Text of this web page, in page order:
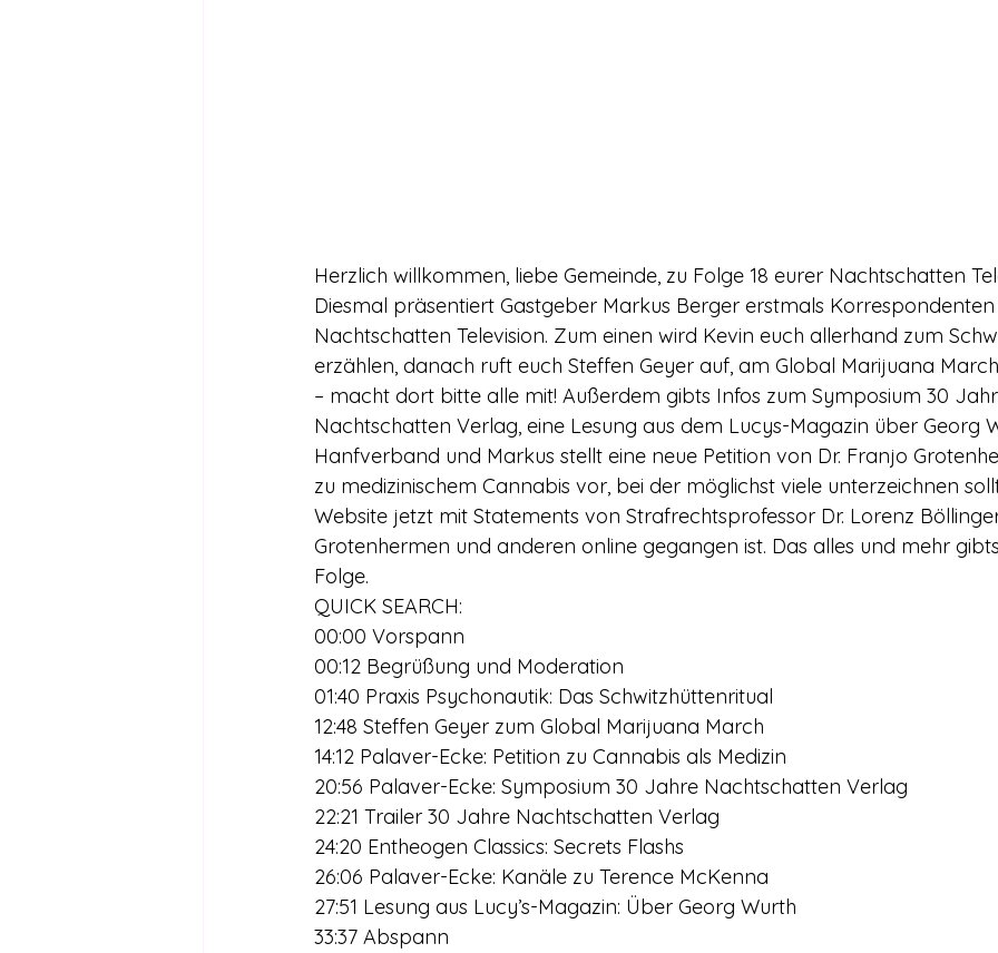
Herzlich willkommen, liebe Gemeinde, zu Folge 18 eurer Nachtschatten
Diesmal präsentiert Gastgeber Markus Berger erstmals
Nachtschatten Television. Zum einen wird Kevin euch allerhand zum
erzählen, danach ruft euch Steffen Geyer auf, am Global Marijuana
– macht dort bitte alle mit! Außerdem gibts Infos zum Symposium 30
Nachtschatten Verlag, eine Lesung aus dem Lucys-Magazin über Georg
Hanfverband und Markus stellt eine neue Petition von Dr. Franjo
zu medizinischem Cannabis vor, bei der möglichst viele unterzeichnen
Website jetzt mit Statements von Strafrechtsprofessor Dr. Lorenz
Grotenhermen und anderen online gegangen ist. Das alles und mehr
Folge.
QUICK SEARCH:
00:00 Vorspann
00:12 Begrüßung und Moderation
01:40 Praxis Psychonautik: Das Schwitzhüttenritual
12:48 Steffen Geyer zum Global Marijuana March
14:12 Palaver-Ecke: Petition zu Cannabis als Medizin
20:56 Palaver-Ecke: Symposium 30 Jahre Nachtschatten Verlag
22:21 Trailer 30 Jahre Nachtschatten Verlag
24:20 Entheogen Classics: Secrets Flashs
26:06 Palaver-Ecke: Kanäle zu Terence McKenna
27:51 Lesung aus Lucy’s-Magazin: Über Georg Wurth
33:37 Abspann